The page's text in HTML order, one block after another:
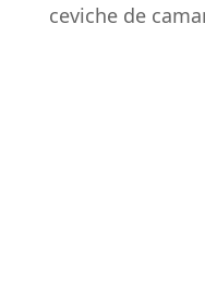
ceviche de